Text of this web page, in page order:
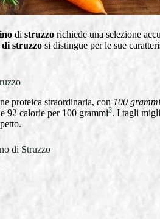
di struzzo richiede una selezione
di struzzo si distingue per le sue
proteica straordinaria, con 100
92 calorie per 100 grammi3. I tagli
di Struzzo